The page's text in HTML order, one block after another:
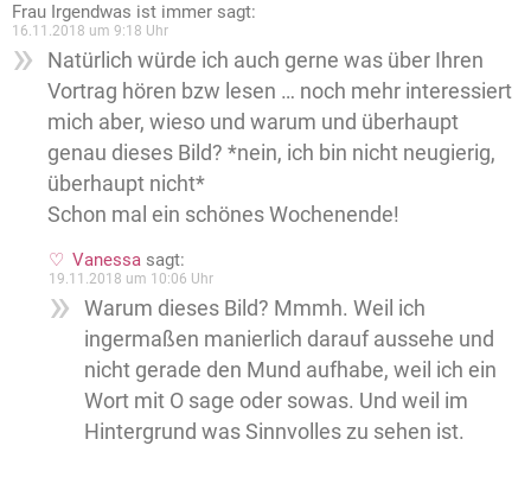
Frau Irgendwas ist immer sagt:
16.11.2018 um 9:18 Uhr
Natürlich würde ich auch gerne was über Ihren
Vortrag hören bzw lesen … noch mehr interessiert
mich aber, wieso und warum und überhaupt
genau dieses Bild? *nein, ich bin nicht neugierig,
überhaupt nicht*
Schon mal ein schönes Wochenende!
Vanessa sagt:
19.11.2018 um 10:06 Uhr
Warum dieses Bild? Mmmh. Weil ich
ingermaßen manierlich darauf aussehe und
nicht gerade den Mund aufhabe, weil ich ein
Wort mit O sage oder sowas. Und weil im
Hintergrund was Sinnvolles zu sehen ist.